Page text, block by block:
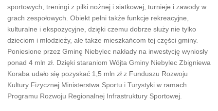
sportowych, treningi z piłki nożnej i siatkowej, turnieje i zawody w
grach zespołowych. Obiekt pełni także funkcje rekreacyjne,
kulturalne i ekspozycyjne, dzięki czemu dobrze służy nie tylko
dzieciom i młodzieży, ale także mieszkańcom tej części gminy.
Poniesione przez Gminę Niebylec nakłady na inwestycję wyniosły
ponad 4 mln zł. Dzięki staraniom Wójta Gminy Niebylec Zbigniewa
Koraba udało się pozyskać 1,5 mln zł z Funduszu Rozwoju
Kultury Fizycznej Ministerstwa Sportu i Turystyki w ramach
Programu Rozwoju Regionalnej Infrastruktury Sportowej.